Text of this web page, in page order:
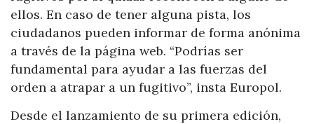
ellos. En caso de tener alguna pista, los
ciudadanos pueden informar de forma anónima
a través de la página web. “Podrías ser
fundamental para ayudar a las fuerzas del
orden a atrapar a un fugitivo”, insta Europol.
Desde el lanzamiento de su primera edición,